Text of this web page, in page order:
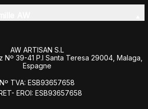
AW ARTISAN S.L
Nº 39-41 P.I Santa Teresa 29004, Malaga,
Espagne
Nº TVA: ESB93657658
EROI: ESB93657658